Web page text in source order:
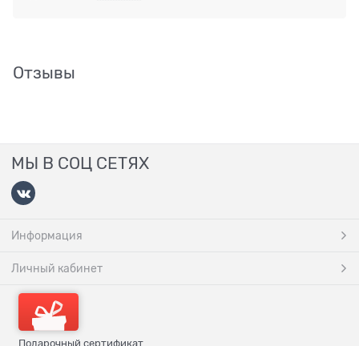
Отзывы
МЫ В СОЦ СЕТЯХ
Информация
Личный кабинет
Подарочный сертификат